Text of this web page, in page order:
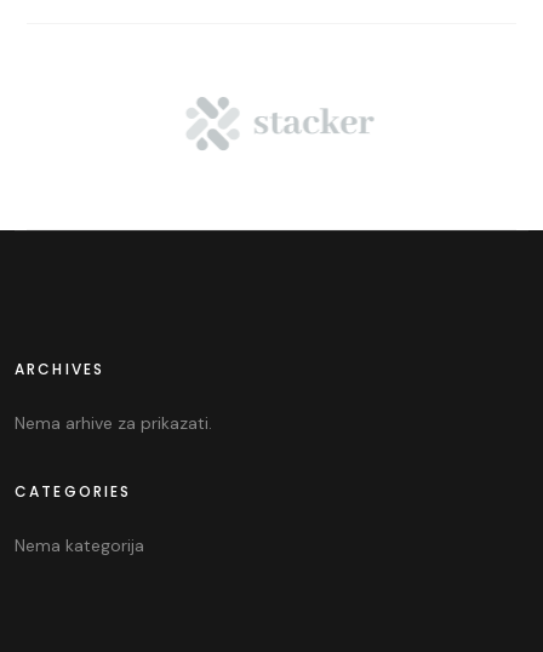
ARCHIVES
Nema arhive za prikazati.
CATEGORIES
Nema kategorija